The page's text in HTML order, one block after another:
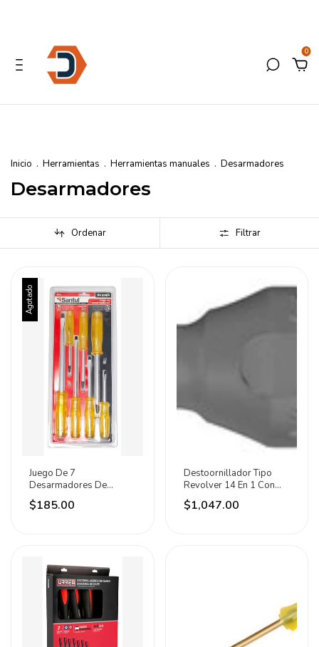
0
Inicio . Herramientas . Herramientas manuales . Desarmadores
Desarmadores
Ordenar Filtrar
Agotado
Juego De 7
Desarmadores De
Pecision Combinadas
Golpe Santul
$185.00
Destoornillador Tipo
Revolver 14 En 1 Con
Puntas Hvac Urrea
$1,047.00